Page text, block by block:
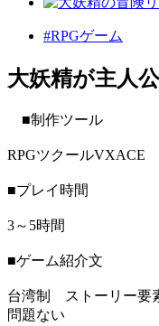
#RPGゲーム
大妖精が主人
■制作ツール
RPGツクールVXACE
■プレイ時間
3～5時間
■ゲーム紹介文
台湾制 ストーリー
問題ない